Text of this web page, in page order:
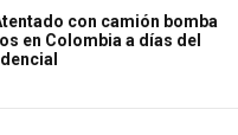
con camión bomba
en Colombia a días del